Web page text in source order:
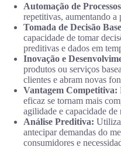
Automação de
repetitivas, aumentando
Tomada de Decisão
capacidade de tomar
preditivas e dados em
Inovação e
produtos ou serviços
clientes e abram novas
Vantagem Competitiva:
eficaz se tornam mais
agilidade e capacidade de
Análise Preditiva:
antecipar demandas do
consumidores e